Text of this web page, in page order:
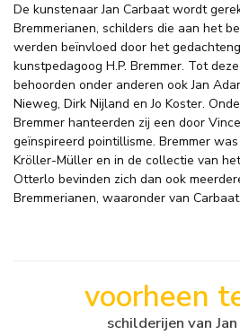
De kunstenaar Jan Carbaat wordt
Bremmerianen, schilders die aan het
werden beïnvloed door het
kunstpedagoog H.P. Bremmer. Tot
behoorden onder anderen ook Jan
Nieweg, Dirk Nijland en Jo Koster.
Bremmer hanteerden zij een door
geïnspireerd pointillisme. Bremmer
Kröller-Müller en in de collectie van
Otterlo bevinden zich dan ook
Bremmerianen, waaronder van Carbaat.
voorheen
schilderijen van